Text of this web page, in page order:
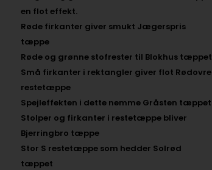
en flot effekt.
Røde firkanter giver smukt Jægerspris
tæppe
Røde og grønne stofrester til Blokhus tæppet
Små firkanter i rektangler giver flot Rødovre
restetæppe
Spejleffekten i dette nemme Gråsten tæppet
Stolper og firkanter i restetæppe bliver
Bjerringbro tæppe
Stor S restetæppe som hedder Solrød
tæppet